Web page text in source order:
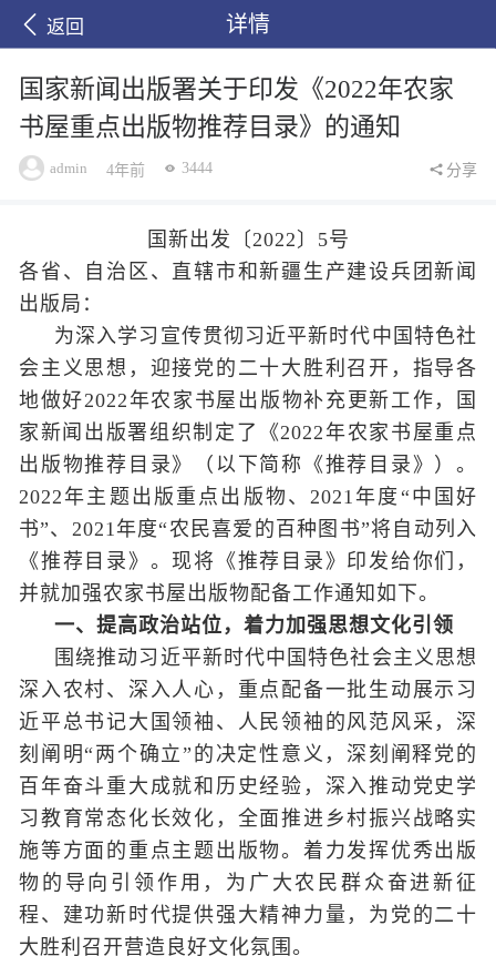
返回 详情
国家新闻出版署关于印发《2022年农家
书屋重点出版物推荐目录》的通知
admin 4年前 3444 分享
国新出发〔2022〕5号
各省、自治区、直辖市和新疆生产建设兵团新闻
出版局：
为深入学习宣传贯彻习近平新时代中国特色社
会主义思想，迎接党的二十大胜利召开，指导各
地做好2022年农家书屋出版物补充更新工作，国
家新闻出版署组织制定了《2022年农家书屋重点
出版物推荐目录》（以下简称《推荐目录》）。
2022年主题出版重点出版物、2021年度“中国好
书”、2021年度“农民喜爱的百种图书”将自动列入
《推荐目录》。现将《推荐目录》印发给你们，
并就加强农家书屋出版物配备工作通知如下。
一、提高政治站位，着力加强思想文化引领
围绕推动习近平新时代中国特色社会主义思想
深入农村、深入人心，重点配备一批生动展示习
近平总书记大国领袖、人民领袖的风范风采，深
刻阐明“两个确立”的决定性意义，深刻阐释党的
百年奋斗重大成就和历史经验，深入推动党史学
习教育常态化长效化，全面推进乡村振兴战略实
施等方面的重点主题出版物。着力发挥优秀出版
物的导向引领作用，为广大农民群众奋进新征
程、建功新时代提供强大精神力量，为党的二十
大胜利召开营造良好文化氛围。